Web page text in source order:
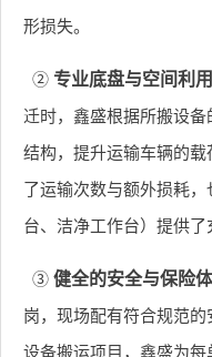
形损失。
② 专业底盘与空间利
迁时，鑫盛根据所搬设
结构，提升运输车辆的
了运输次数与额外损耗
台、洁净工作台）提供了
③ 健全的安全与保险
岗，现场配有符合规范
设备搬运项目，鑫盛为